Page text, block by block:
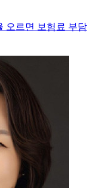
오르면 보험료 부담